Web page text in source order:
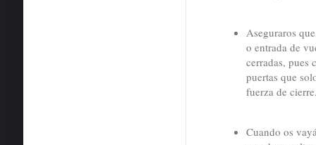
Aseguraros
o entrada de
cerradas, pues
puertas que
fuerza de
Cuando os